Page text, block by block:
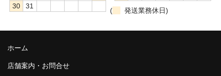
30
31
(
発送業務休日)
ホーム
店舗案内・お問合せ